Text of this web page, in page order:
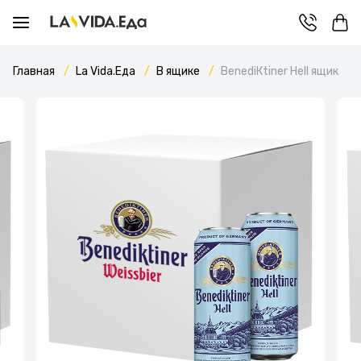
Главная La Vida.Еда В ящике BenediКtiner Hell ящик